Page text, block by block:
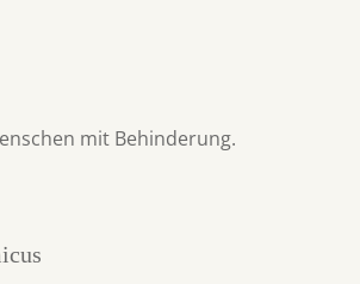
mit Behinderung.